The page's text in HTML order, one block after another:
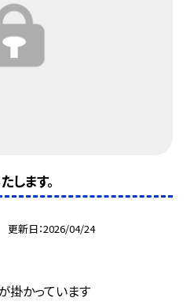
ます。
更新日 2026/04/24
掛かっています